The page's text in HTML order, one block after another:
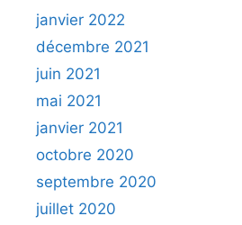
janvier 2022
décembre 2021
juin 2021
mai 2021
janvier 2021
octobre 2020
septembre 2020
juillet 2020